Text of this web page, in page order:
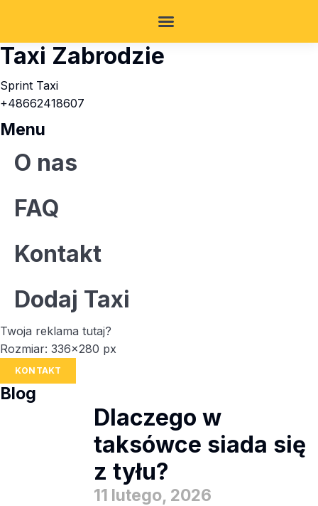
Taxi Zabrodzie
Sprint Taxi
+48662418607
Menu
O nas
FAQ
Kontakt
Dodaj Taxi
Twoja reklama tutaj?
Rozmiar: 336x280 px
KONTAKT
Blog
Dlaczego w
taksówce siada się
z tyłu?
11 lutego, 2026